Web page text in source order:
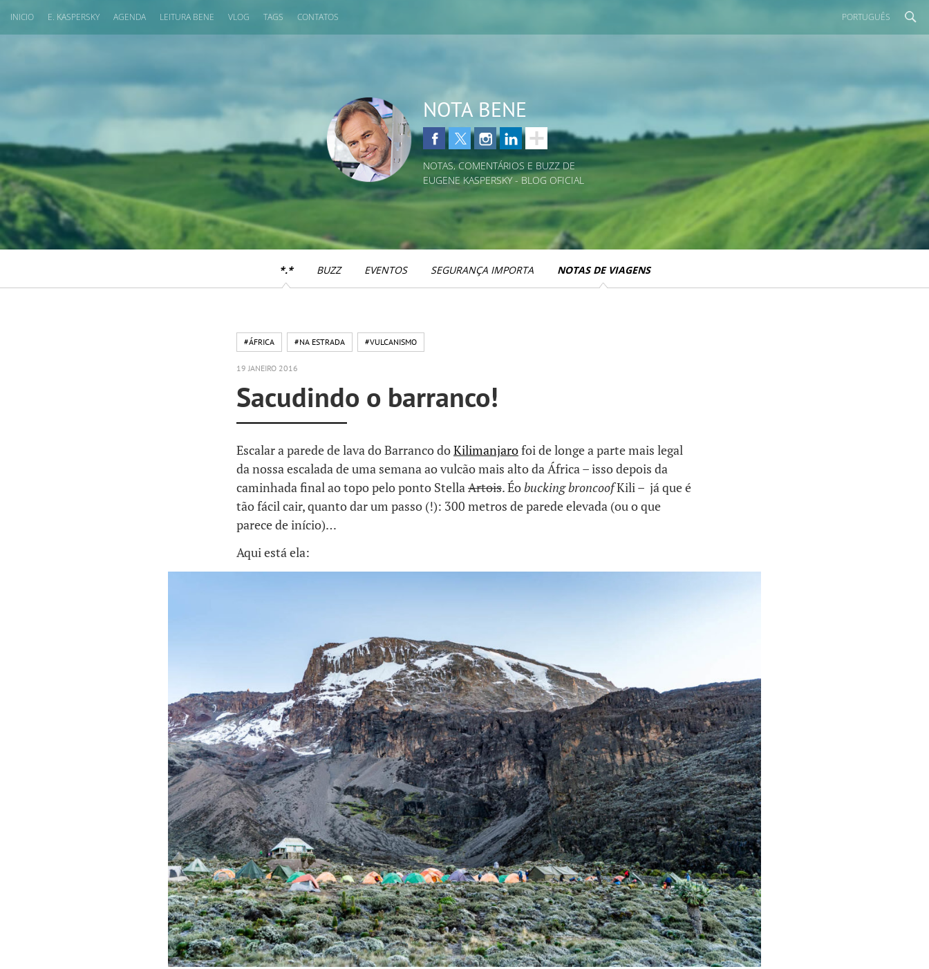
INICIO E. KASPERSKY AGENDA LEITURA BENE VLOG TAGS CONTATOS PORTUGUÊS
NOTA BENE
NOTAS, COMENTÁRIOS E BUZZ DE
EUGENE KASPERSKY - BLOG OFICIAL
*.* BUZZ EVENTOS SEGURANÇA IMPORTA NOTAS DE VIAGENS
#ÁFRICA #NA ESTRADA #VULCANISMO
19 JANEIRO 2016
Sacudindo o barranco!
Escalar a parede de lava do Barranco doKilimanjarofoi de longe a parte mais legal
da nossa escalada de uma semana ao vulcão mais alto da África – isso depois da
caminhada final ao topo pelo ponto StellaArtois. Éobucking broncoofKili – já que é
tão fácil cair, quanto dar um passo (!): 300 metros de parede elevada (ou o que
parece de início)…
Aqui está ela: